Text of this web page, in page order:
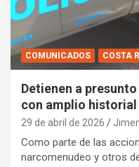
COMUNICADOS COSTA
Detienen a
con amplio
29 de abril de 2026
Como parte de las
narcomenudeo y otros